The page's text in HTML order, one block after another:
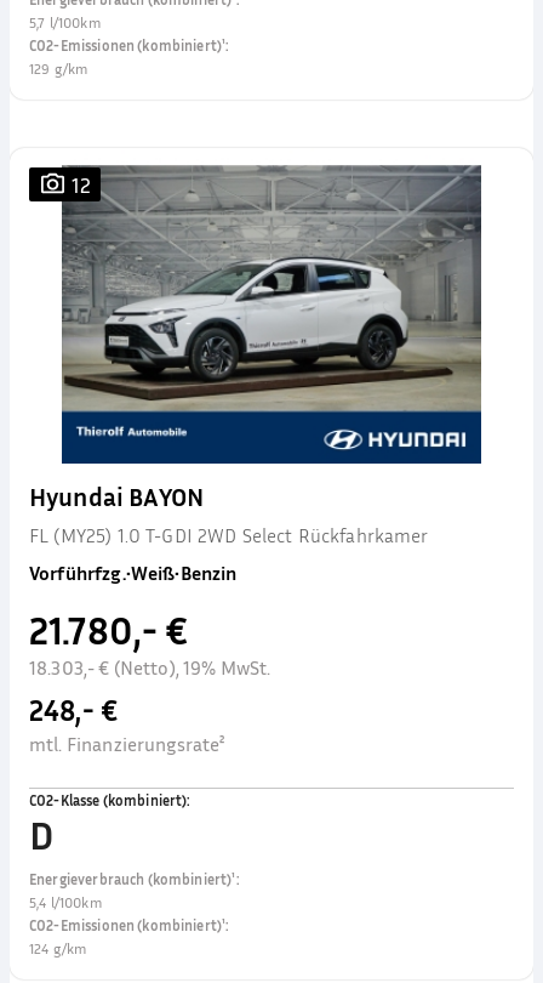
5,7 l/100km
CO2-Emissionen (kombiniert)¹:
129 g/km
12
Hyundai BAYON
FL (MY25) 1.0 T-GDI 2WD Select Rückfahrkamer
Vorführfzg.•Weiß•Benzin
21.780,- €
18.303,- € (Netto), 19% MwSt.
248,- €
mtl. Finanzierungsrate²
CO2-Klasse (kombiniert):
D
Energieverbrauch (kombiniert)¹:
5,4 l/100km
CO2-Emissionen (kombiniert)¹:
124 g/km